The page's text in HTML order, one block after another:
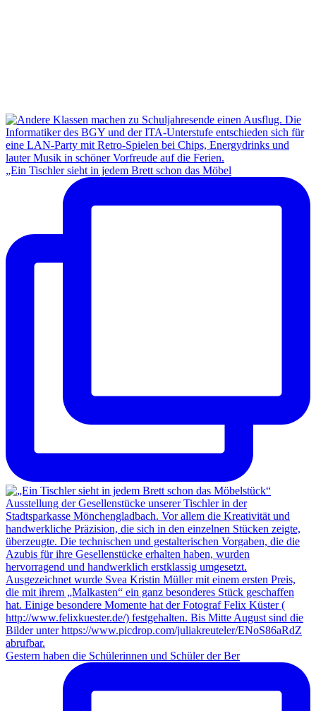
„Ein Tischler sieht in jedem Brett schon das Möbel
Gestern haben die Schülerinnen und Schüler der Ber